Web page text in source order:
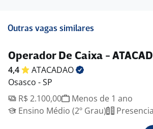
Outras vagas similares
Operador De Caixa -
4,4
ATACADAO
Osasco - SP
R$ 2.100,00
Menos de 1 ano
Ensino Médio (2º Grau)